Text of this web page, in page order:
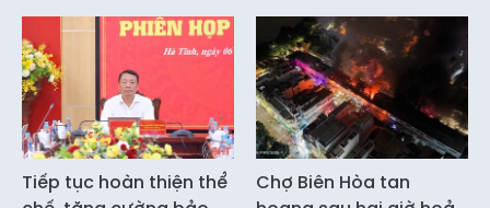
Tiếp tục hoàn thiện thể
Chợ Biên Hòa tan